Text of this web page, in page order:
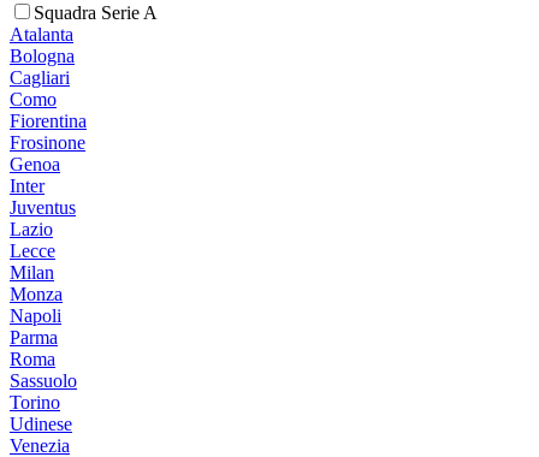
Squadra Serie A
Atalanta
Bologna
Cagliari
Como
Fiorentina
Frosinone
Genoa
Inter
Juventus
Lazio
Lecce
Milan
Monza
Napoli
Parma
Roma
Sassuolo
Torino
Udinese
Venezia